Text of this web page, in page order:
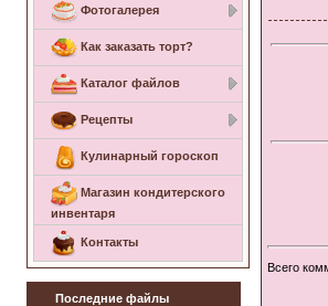
Фотогалерея
Как заказать торт?
Каталог файлов
Рецепты
Кулинарный гороскоп
Магазин кондитерского
инвентаря
Контакты
Последние файлы
Всего